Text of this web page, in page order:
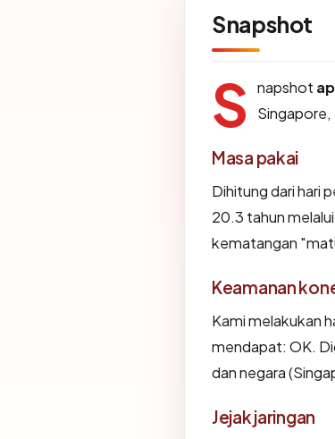
Snapshot
S napshot
Singapore,
Masa pakai
Dihitung dari hari
20.3 tahun
kematangan
Keamanan
Kami melakukan
mendapat: OK.
dan negara
Jejak jaringan